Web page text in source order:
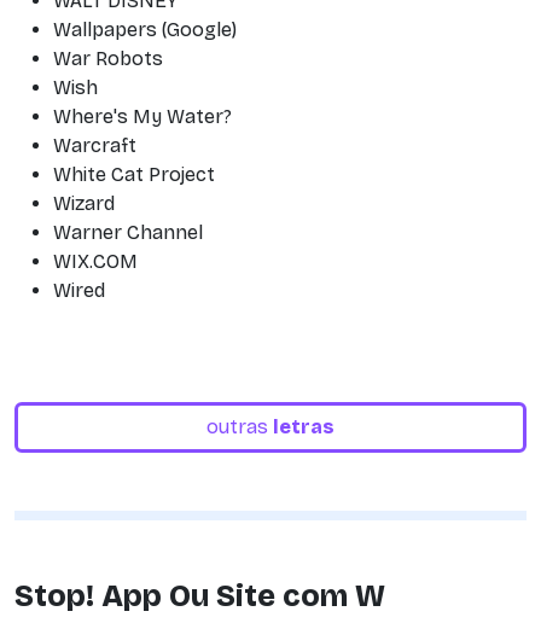
Wallpapers (Google)
War Robots
Wish
Where's My Water?
Warcraft
White Cat Project
Wizard
Warner Channel
WIX.COM
Wired
outras letras
Stop! App Ou Site com W